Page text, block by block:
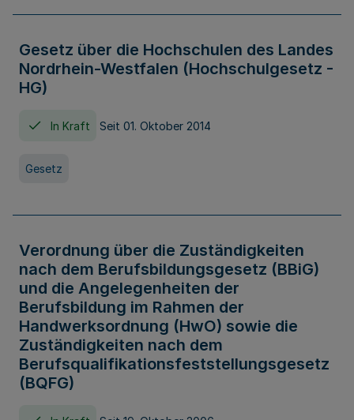
Gesetz über die Hochschulen des Landes
Nordrhein-Westfalen (Hochschulgesetz -
HG)
In Kraft Seit 01. Oktober 2014
Gesetz
Verordnung über die Zuständigkeiten
nach dem Berufsbildungsgesetz (BBiG)
und die Angelegenheiten der
Berufsbildung im Rahmen der
Handwerksordnung (HwO) sowie die
Zuständigkeiten nach dem
Berufsqualifikationsfeststellungsgesetz
(BQFG)